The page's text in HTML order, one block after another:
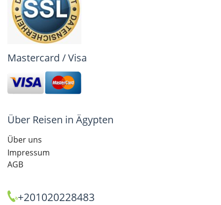
Mastercard / Visa
Über Reisen in Ägypten
Über uns
Impressum
AGB
+201020228483